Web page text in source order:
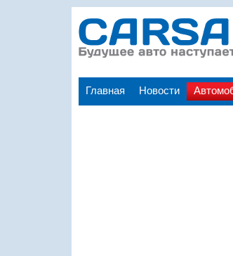
Главная Новости